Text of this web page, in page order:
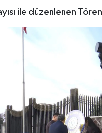
ile düzenlenen